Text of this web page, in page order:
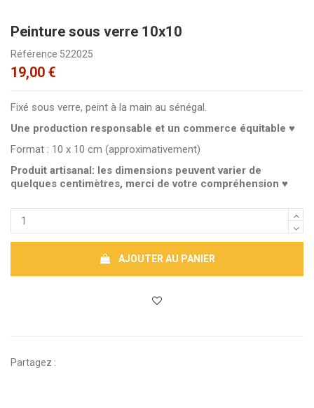
Peinture sous verre 10x10
Référence 522025
19,00 €
Fixé sous verre, peint à la main au sénégal.
Une production responsable et un commerce équitable ♥
Format : 10 x 10 cm (approximativement)
Produit artisanal: les dimensions peuvent varier de
quelques centimètres, merci de votre compréhension ♥
AJOUTER AU PANIER
Partagez :